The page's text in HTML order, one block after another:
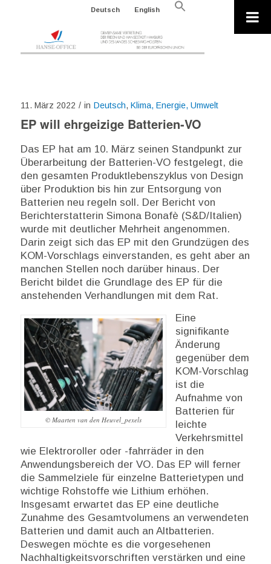
Deutsch English
Search
11. März 2022 / in Deutsch, Klima, Energie, Umwelt
EP will ehrgeizige Batterien-VO
Das EP hat am 10. März seinen Standpunkt zur
Überarbeitung der Batterien-VO festgelegt, die
den gesamten Produktlebenszyklus von Design
über Produktion bis hin zur Entsorgung von
Batterien neu regeln soll. Der Bericht von
Berichterstatterin Simona Bonafè (S&D/Italien)
wurde mit deutlicher Mehrheit angenommen.
Darin zeigt sich das EP mit den Grundzügen des
KOM-Vorschlags einverstanden, es geht aber an
manchen Stellen noch darüber hinaus. Der
Bericht bildet die Grundlage des EP für die
anstehenden Verhandlungen mit dem Rat.
© Maarten van den Heuvel_pexels
Eine
signifikante
Änderung
gegenüber dem
KOM-Vorschlag
ist die
Aufnahme von
Batterien für
leichte
Verkehrsmittel
wie Elektroroller oder -fahrräder in den
Anwendungsbereich der VO. Das EP will ferner
die Sammelziele für einzelne Batterietypen und
wichtige Rohstoffe wie Lithium erhöhen.
Insgesamt erwartet das EP eine deutliche
Zunahme des Gesamtvolumens an verwendeten
Batterien und damit auch an Altbatterien.
Deswegen möchte es die vorgesehenen
Nachhaltigkeitsvorschriften verstärken und eine